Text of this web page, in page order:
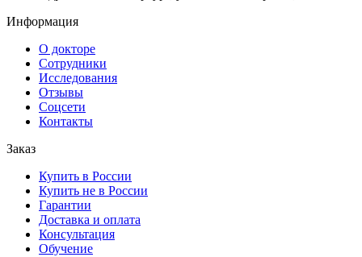
Информация
О докторе
Сотрудники
Исследования
Отзывы
Соцсети
Контакты
Заказ
Купить в России
Купить не в России
Гарантии
Доставка и оплата
Консультация
Обучение